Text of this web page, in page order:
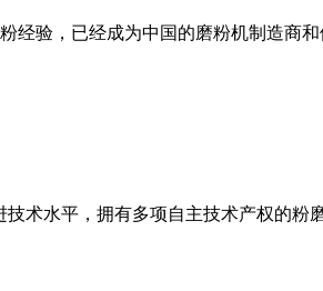
经验，已经成为中国的磨粉机制造商
术水平，拥有多项自主技术产权的